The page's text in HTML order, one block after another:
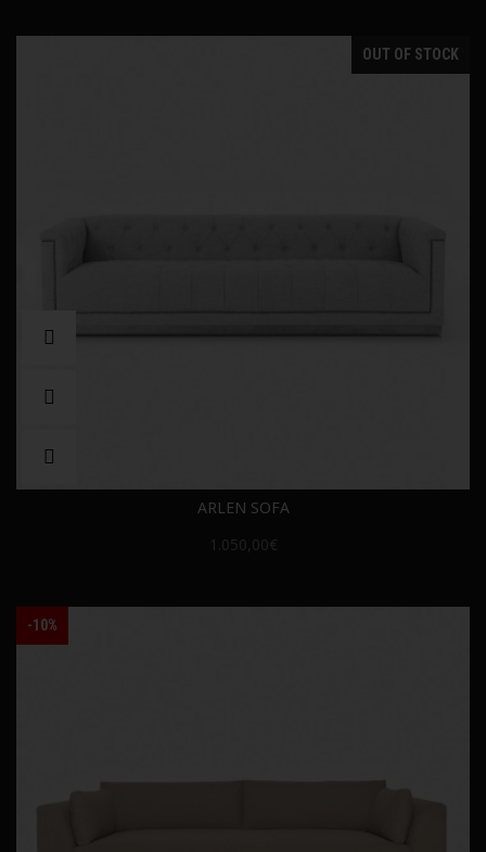
OUT OF STOCK
ARLEN SOFA
1.050,00€
-10%